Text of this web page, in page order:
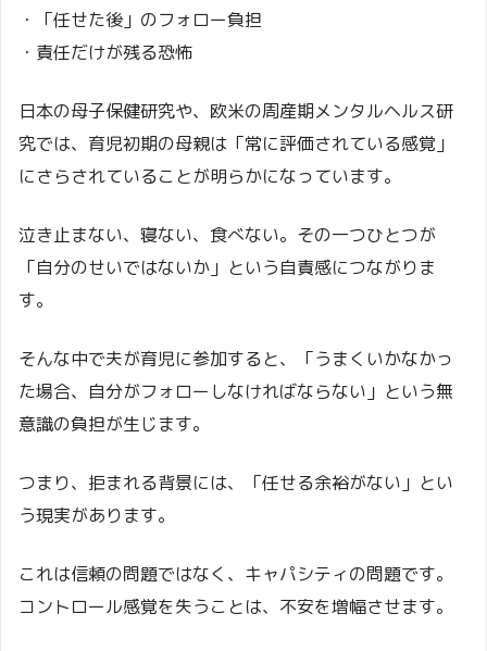
・「任せた後」のフォロー負担
・責任だけが残る恐怖
日本の母子保健研究や、欧米の周産期メンタルヘルス研
究では、育児初期の母親は「常に評価されている感覚」
にさらされていることが明らかになっています。
泣き止まない、寝ない、食べない。その一つひとつが
「自分のせいではないか」という自責感につながりま
す。
そんな中で夫が育児に参加すると、「うまくいかなかっ
た場合、自分がフォローしなければならない」という無
意識の負担が生じます。
つまり、拒まれる背景には、「任せる余裕がない」とい
う現実があります。
これは信頼の問題ではなく、キャパシティの問題です。
コントロール感覚を失うことは、不安を増幅させます。